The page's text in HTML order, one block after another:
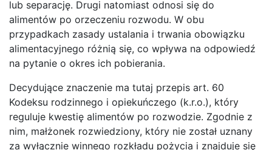
lub separację. Drugi natomiast odnosi się do
alimentów po orzeczeniu rozwodu. W obu
przypadkach zasady ustalania i trwania obowiązku
alimentacyjnego różnią się, co wpływa na odpowiedź
na pytanie o okres ich pobierania.
Decydujące znaczenie ma tutaj przepis art. 60
Kodeksu rodzinnego i opiekuńczego (k.r.o.), który
reguluje kwestię alimentów po rozwodzie. Zgodnie z
nim, małżonek rozwiedziony, który nie został uznany
za wyłącznie winnego rozkładu pożycia i znajduje się